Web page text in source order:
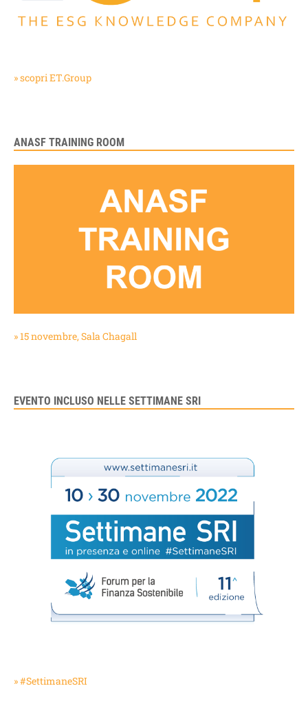
» scopri ET.Group
ANASF TRAINING ROOM
» 15 novembre, Sala Chagall
EVENTO INCLUSO NELLE SETTIMANE SRI
» #SettimaneSRI